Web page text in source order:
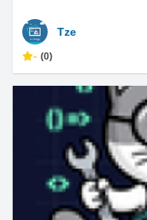
Tze
- (0)